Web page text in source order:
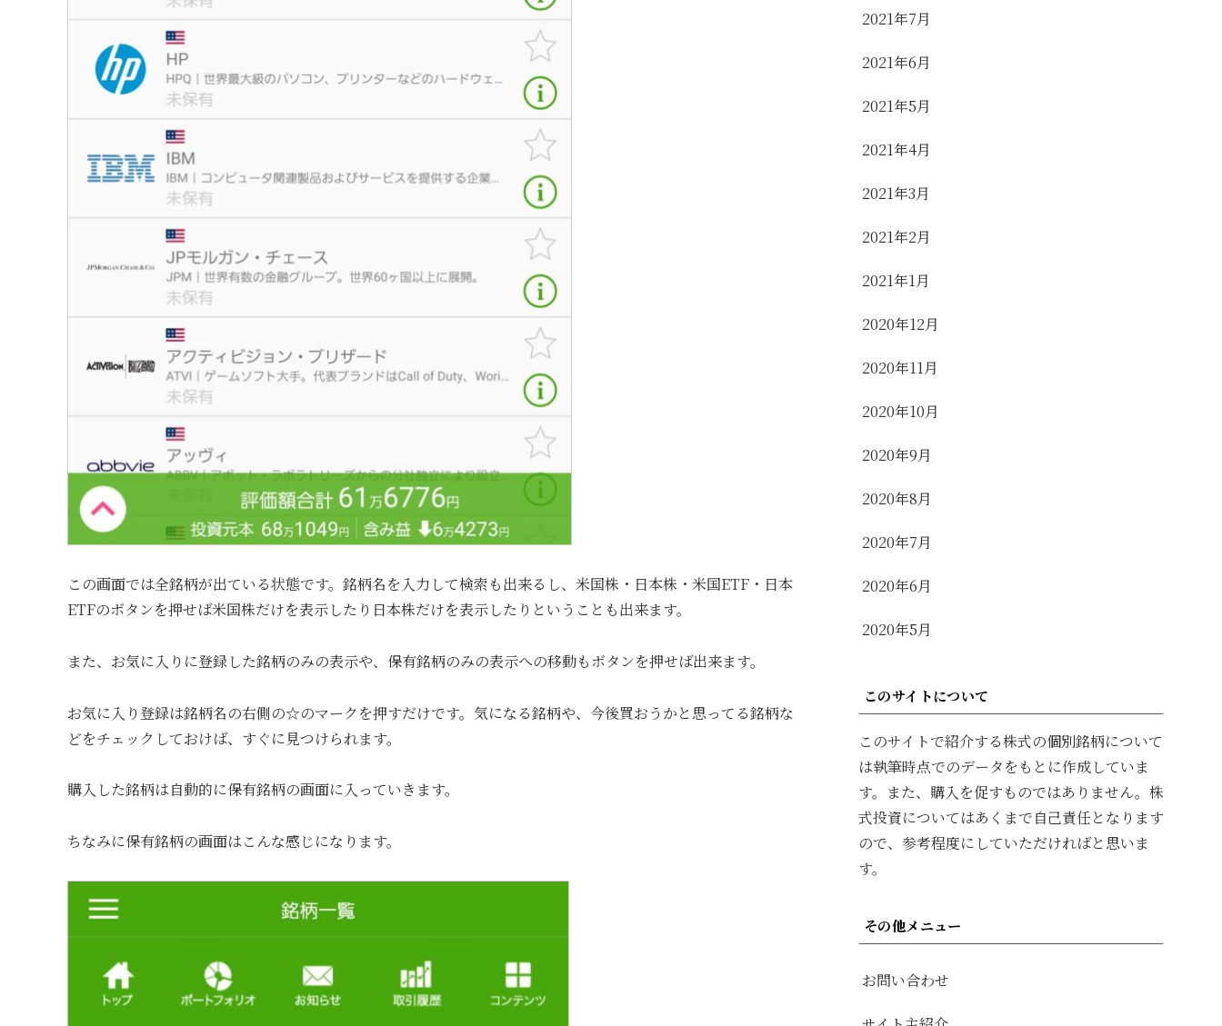
この画面では全銘柄が出ている状態です。銘柄名を入力して検索も出来るし、米国株・日本株・米国ETF・日本
ETFのボタンを押せば米国株だけを表示したり日本株だけを表示したりということも出来ます。
また、お気に入りに登録した銘柄のみの表示や、保有銘柄のみの表示への移動もボタンを押せば出来ます。
お気に入り登録は銘柄名の右側の☆のマークを押すだけです。気になる銘柄や、今後買おうかと思ってる銘柄な
どをチェックしておけば、すぐに見つけられます。
購入した銘柄は自動的に保有銘柄の画面に入っていきます。
ちなみに保有銘柄の画面はこんな感じになります。
2021年7月
2021年6月
2021年5月
2021年4月
2021年3月
2021年2月
2021年1月
2020年12月
2020年11月
2020年10月
2020年9月
2020年8月
2020年7月
2020年6月
2020年5月
このサイトについて
このサイトで紹介する株式の個別銘柄について
は執筆時点でのデータをもとに作成していま
す。また、購入を促すものではありません。株
式投資についてはあくまで自己責任となります
ので、参考程度にしていただければと思いま
す。
その他メニュー
お問い合わせ